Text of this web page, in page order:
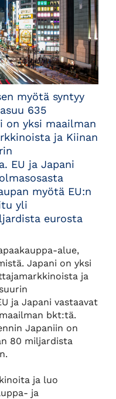
myötä syntyy
635
on yksi maailman
ja Kiinan
EU ja Japani
myötä EU:n
yli
eurosta
alue,
Japani on yksi
ja
ja Japani vastaavat
bkt:tä.
Japaniin on
80 miljardista
ja luo
ja